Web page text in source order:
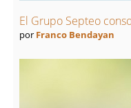
El Grupo Septeo
por Franco Bendayan